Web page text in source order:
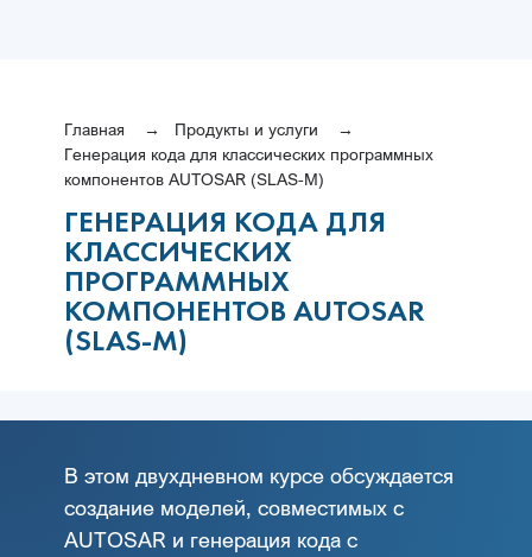
Главная
Продукты и услуги
Генерация кода для классических программных
компонентов AUTOSAR (SLAS-M)
ГЕНЕРАЦИЯ КОДА ДЛЯ
КЛАССИЧЕСКИХ
ПРОГРАММНЫХ
КОМПОНЕНТОВ AUTOSAR
(SLAS-M)
В этом двухдневном курсе обсуждается
создание моделей, совместимых с
AUTOSAR и генерация кода с